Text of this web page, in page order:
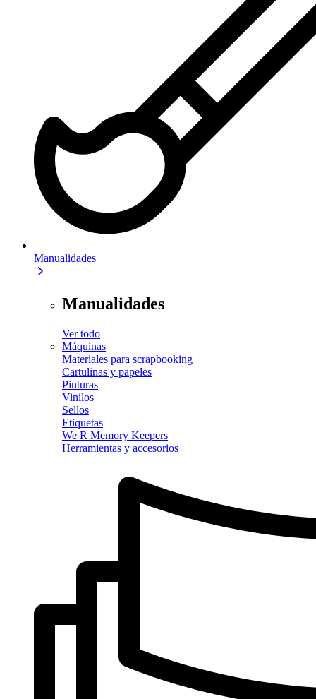
Manualidades
Manualidades
Ver todo
Máquinas
Materiales para scrapbooking
Cartulinas y papeles
Pinturas
Vinilos
Sellos
Etiquetas
We R Memory Keepers
Herramientas y accesorios